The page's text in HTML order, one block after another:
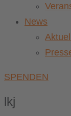
News
SPENDEN
lkj